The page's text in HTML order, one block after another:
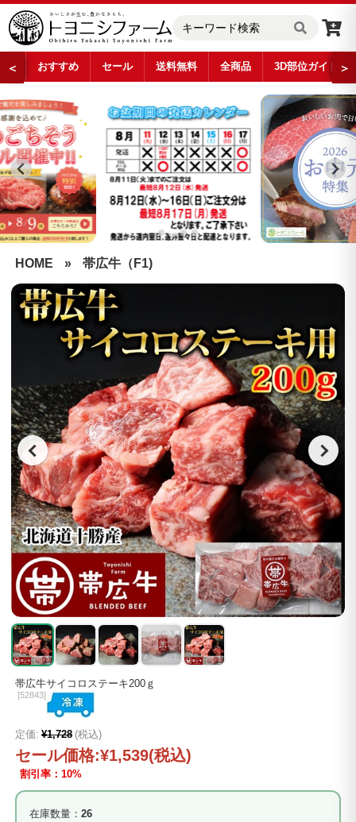
＜ おすすめ セール 送料無料 全商品 3D部位ガイド ＞
HOME » 帯広牛（F1)
帯広牛サイコロステーキ200ｇ
[52843]
定価: ¥1,728 (税込)
セール価格:¥1,539(税込)
割引率：10%
在庫数量： 26